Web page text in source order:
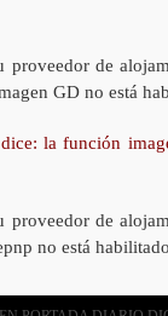
proveedor de
GD no está
la función
proveedor de
no está